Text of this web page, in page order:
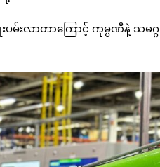
လာတာကြောင့် ကုမ္ပဏီနဲ့ သမဂ္ဂ